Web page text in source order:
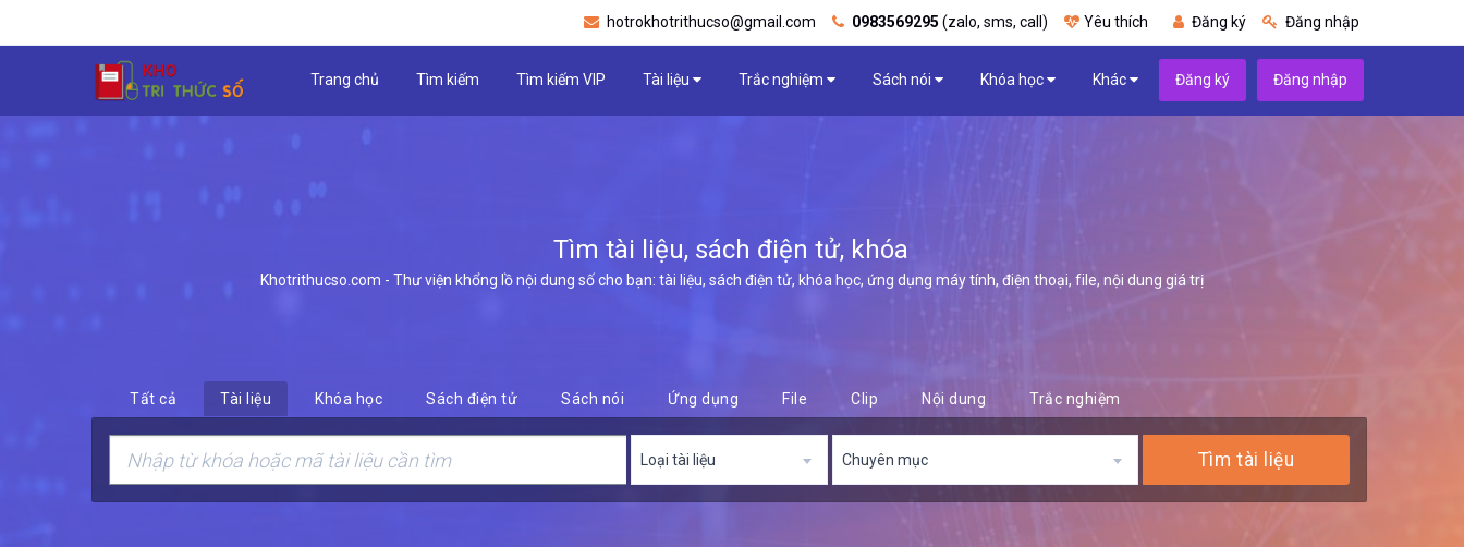
hotrokhotrithucso@gmail.com 0983569295 (zalo, sms, call) Yêu thích Đăng ký Đăng nhập
Trang chủ Tìm kiếm Tìm kiếm VIP Tài liệu Trắc nghiệm Sách nói Khóa học Khác Đăng ký Đăng nhập
Tìm tài liệu, sách điện tử, khóa học, ứn
Khotrithucso.com - Thư viện khổng lồ nội dung số cho bạn: tài liệu, sách điện tử, khóa học, ứng dụng máy tính, điện thoại, file, nội dung giá trị
Tất cả Tài liệu Khóa học Sách điện tử Sách nói Ứng dụng File Clip Nội dung Trắc nghiệm
Loại tài liệu Chuyên mục Tìm tài liệu